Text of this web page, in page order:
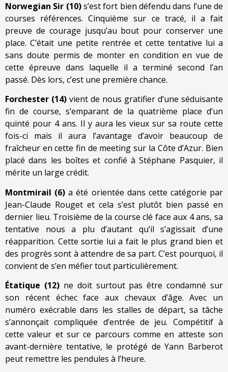
Norwegian Sir (10)s’est fort bien défendu dans l’une de
courses références. Cinquième sur ce tracé, il a fait
preuve de courage jusqu’au bout pour conserver une
place. C’était une petite rentrée et cette tentative lui a
sans doute permis de monter en condition en vue de
cette épreuve dans laquelle il a terminé second l’an
passé. Dès lors, c’est une première chance.
Forchester (14) vient de nous gratifier d’une séduisante
fin de course, s’emparant de la quatrième place d’un
quinté pour 4 ans. Il y aura les vieux sur sa route cette
fois-ci mais il aura l’avantage d’avoir beaucoup de
fraîcheur en cette fin de meeting sur la Côte d’Azur. Bien
placé dans les boîtes et confié à Stéphane Pasquier, il
mérite un large crédit.
Montmirail (6)a été orientée dans cette catégorie par
Jean-Claude Rouget et cela s’est plutôt bien passé en
dernier lieu. Troisième de la course clé face aux 4 ans, sa
tentative nous a plu d’autant qu’il s’agissait d’une
réapparition. Cette sortie lui a fait le plus grand bien et
des progrès sont à attendre de sa part. C’est pourquoi, il
convient de s’en méfier tout particulièrement.
Étatique (12) ne doit surtout pas être condamné sur
son récent échec face aux chevaux d’âge. Avec un
numéro exécrable dans les stalles de départ, sa tâche
s’annonçait compliquée d’entrée de jeu. Compétitif à
cette valeur et sur ce parcours comme en atteste son
avant-dernière tentative, le protégé de Yann Barberot
peut remettre les pendules à l’heure.